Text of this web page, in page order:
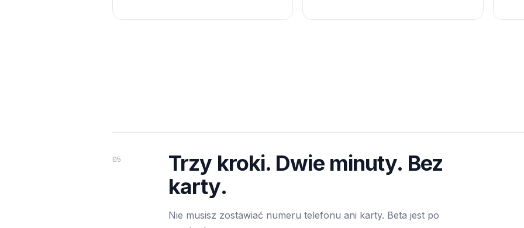
05
Trzy kroki. Dwie minuty. Bez
karty.
Nie musisz zostawiać numeru telefonu ani karty. Beta jest po